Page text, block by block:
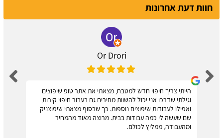
חוות דעת אחרונות
Or Drori
הייתי צריך חיפוי חדש למטבח, מצאתי את אתר טופ שיפוצים
וגילתי שדרכו אני יכול להשוות מחירים גם בעבור חיפוי קירות
ואפילו לעבודות שיפוצים נוספות. כך שבסוף מצאתי שיפוצניק
שם שעשה לי כמה עבודות בבית. מרוצה מאוד מהמחיר
ומהעבודה, ממליץ לכולם.